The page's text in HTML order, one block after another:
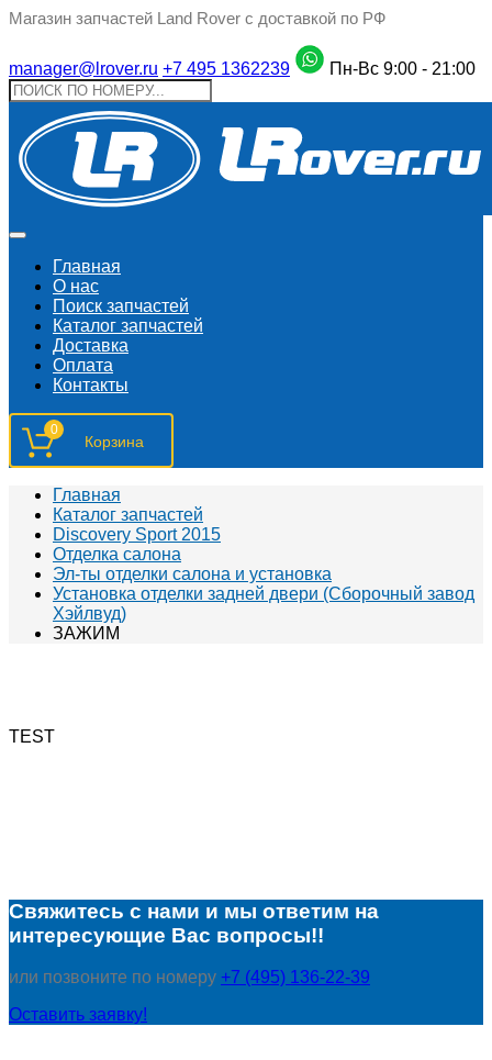
Магазин запчастей Land Rover с доставкой по РФ
manager@lrover.ru +7 495 1362239 Пн-Вс 9:00 - 21:00
Главная
О нас
Поиск запчастeй
Каталог запчастей
Доставка
Оплата
Контакты
0
Главная
Каталог запчастей
Discovery Sport 2015
Отделка салона
Эл-ты отделки салона и установка
Установка отделки задней двери (Сборочный завод
Хэйлвуд)
ЗАЖИМ
TEST
Свяжитесь с нами и мы ответим на
интересующие Вас вопросы!!
или позвоните по номеру +7 (495) 136-22-39
Оставить заявку!